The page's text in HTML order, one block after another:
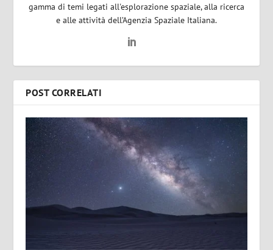
gamma di temi legati all'esplorazione spaziale, alla ricerca
e alle attività dell’Agenzia Spaziale Italiana.
POST CORRELATI